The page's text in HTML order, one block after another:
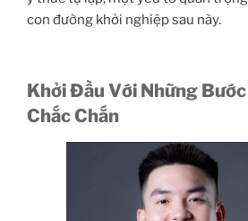
con đường khởi nghiệp sau này.
Khởi Đầu Với Những
Chắc Chắn